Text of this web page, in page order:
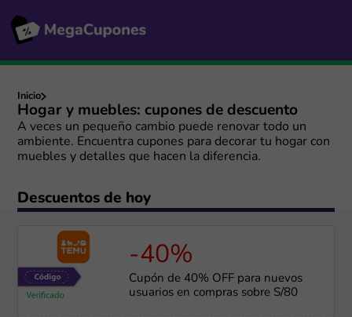
Inicio
Hogar y muebles: cupones de descuento
A veces un pequeño cambio puede renovar todo un
ambiente. Encuentra cupones para decorar tu hogar con
muebles y detalles que hacen la diferencia.
Descuentos de hoy
-40%
Cupón de 40% OFF para nuevos
usuarios en compras sobre S/80